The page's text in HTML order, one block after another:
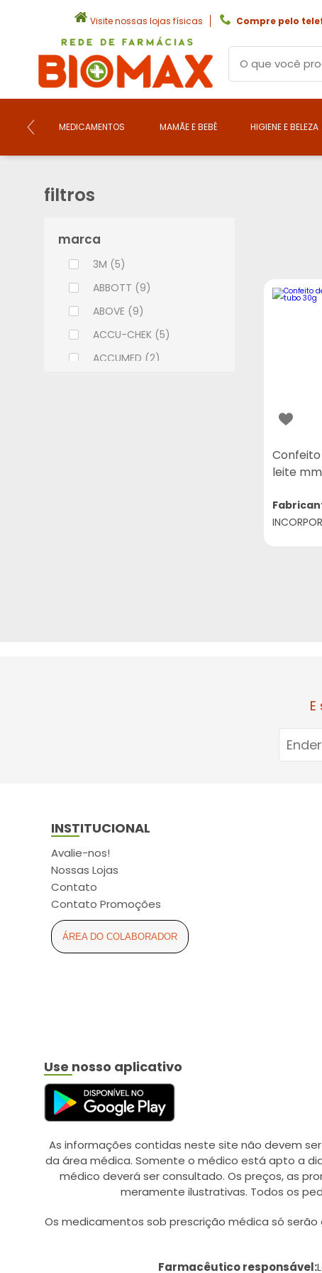
Visite nossas lojas físicas Compre pelo
MEDICAMENTOS MAMÃE E BEBÊ HIGIENE E BELEZA
filtros
marca
3M (5)
ABBOTT (9)
ABOVE (9)
ACCU-CHEK (5)
ACCUMED (2)
AXE (2)
AYMORE (4)
BABY SEC (6)
BALDACCI (4)
BAUDUCCO (2)
BAUSCH LOMB (1)
BELFAR (9)
BELLA FEMME (2)
BELLESA (4)
BELLIZ (3)
BESINS HEALTHCARE (1)
BESPOKE (13)
BICHO DA SEDA (1)
BIO EXTRATUS (46)
leite
INSTITUCIONAL
Avalie-nos!
Nossas Lojas
Contato
Contato Promoções
ÁREA DO COLABORADOR
Use nosso aplicativo
As informações contidas neste site não devem
da área médica. Somente o médico está apto a
médico deverá ser consultado. Os preços, as
meramente ilustrativas. Todos os
Os medicamentos sob prescrição médica só
Farmacêutico responsável: